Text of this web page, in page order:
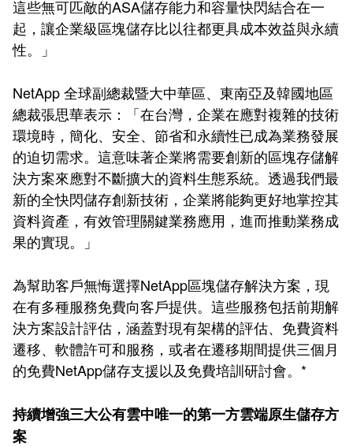
這些無可匹敵的ASA儲存能力和容量快閃結合在一
起，讓企業級區塊儲存比以往都更具成本效益與永續
性。」
NetApp 全球副總裁暨大中華區、東南亞及韓國地區
總裁張思華表示：「在台灣，企業在應對複雜的技術
環境時，簡化、安全、節省和永續性已成為業務發展
的迫切需求。這意味著企業將需要創新的區塊存儲解
決方案來應對不斷擴大的資料生態系統。透過我們最
新的全快閃儲存創新技術，企業將能夠更好地掌控其
資料資產，有效管理關鍵業務應用，進而推動業務成
果的實現。」
為幫助客戶無悔選擇NetApp區塊儲存解決方案，現
在有多種服務免費向客戶提供。這些服務包括前期解
決方案設計評估，涵蓋對現有架構的評估、免費資料
遷移、軟體許可和服務，或者在遷移期間提供三個月
的免費NetApp儲存支援以及免費培訓研討會。*
持續增強三大公有雲中唯一的第一方雲端原生儲存方
案